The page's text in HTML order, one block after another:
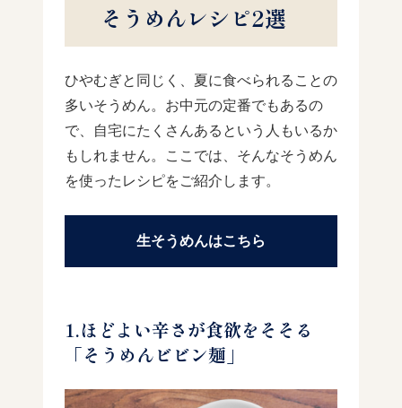
そうめんレシピ2選
ひやむぎと同じく、夏に食べられることの
多いそうめん。お中元の定番でもあるの
で、自宅にたくさんあるという人もいるか
もしれません。ここでは、そんなそうめん
を使ったレシピをご紹介します。
生そうめんはこちら
1.ほどよい辛さが食欲をそそる
「そうめんビビン麺」